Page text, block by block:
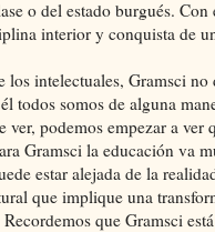
o del estado burgués.
interior y conquista de
intelectuales, Gramsci
todos somos de alguna
ver, podemos empezar a
Gramsci la educación va
estar alejada de la
que implique una
que Gramsci